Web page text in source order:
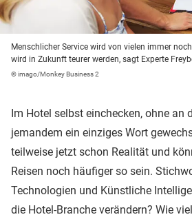
Menschlicher Service wird von vielen immer
wird in Zukunft teurer werden, sagt Experte
© imago/Monkey Business 2
Im Hotel selbst einchecken, ohne an
jemandem ein einziges Wort
teilweise jetzt schon Realität und
Reisen noch häufiger so sein.
Technologien und Künstliche
die Hotel-Branche verändern? Wie